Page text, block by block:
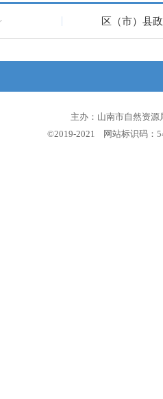
区（市）县
主办：山南市自然资
©2019-2021 网站标识码：